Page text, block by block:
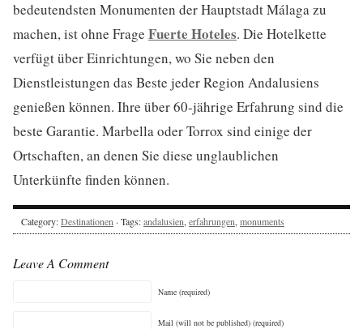
bedeutendsten Monumenten der Hauptstadt Málaga zu
machen, ist ohne Frage Fuerte Hoteles. Die Hotelkette
verfügt über Einrichtungen, wo Sie neben den
Dienstleistungen das Beste jeder Region Andalusiens
genießen können. Ihre über 60-jährige Erfahrung sind die
beste Garantie. Marbella oder Torrox sind einige der
Ortschaften, an denen Sie diese unglaublichen
Unterkünfte finden können.
Category:Destinationen · Tags:andalusien, erfahrungen, monuments
Leave A Comment
Name (required)
Mail (will not be published) (required)